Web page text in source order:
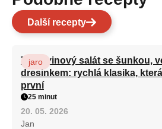
Další recepty
Těstovinový salát se šunkou,
dresinkem: rychlá klasika,
první
jaro
25 minut
20. 05. 2026
Jan